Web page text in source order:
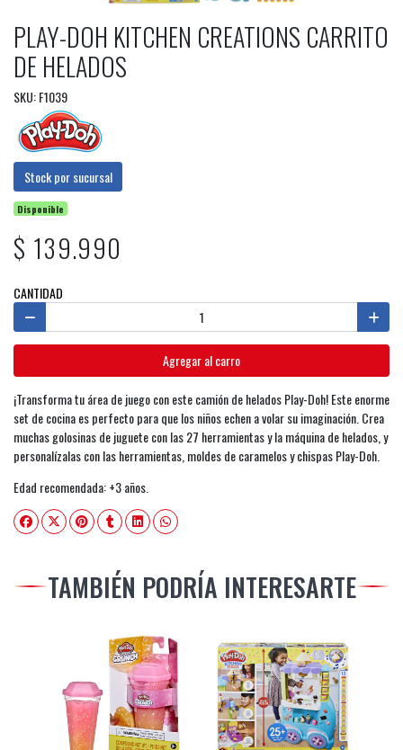
PLAY-DOH KITCHEN CREATIONS CARRITO
DE HELADOS
SKU: F1039
Stock por sucursal
Disponible
$ 139.990
CANTIDAD
Agregar al carro
¡Transforma tu área de juego con este camión de helados Play-Doh! Este enorme
set de cocina es perfecto para que los niños echen a volar su imaginación. Crea
muchas golosinas de juguete con las 27 herramientas y la máquina de helados, y
personalízalas con las herramientas, moldes de caramelos y chispas Play-Doh.
Edad recomendada: +3 años.
TAMBIÉN PODRÍA INTERESARTE